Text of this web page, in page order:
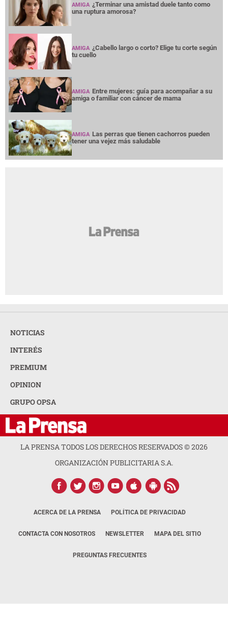
AMIGA ¿Terminar una amistad duele tanto como
una ruptura amorosa?
AMIGA ¿Cabello largo o corto? Elige tu corte según
tu cuello
AMIGA Entre mujeres: guía para acompañar a su
amiga o familiar con cáncer de mama
AMIGA Las perras que tienen cachorros pueden
tener una vejez más saludable
NOTICIAS
INTERÉS
PREMIUM
OPINION
GRUPO OPSA
LA PRENSA TODOS LOS DERECHOS RESERVADOS ©2026
ORGANIZACIÓN PUBLICITARIA S.A.
ACERCA DE LA PRENSA POLÍTICA DE PRIVACIDAD
CONTACTA CON NOSOTROS NEWSLETTER MAPA DEL SITIO
PREGUNTAS FRECUENTES